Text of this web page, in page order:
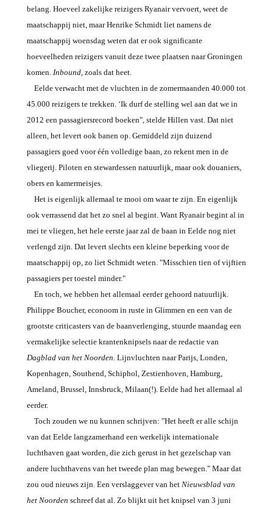
belang. Hoeveel zakelijke reizigers Ryanair vervoert, weet de
maatschappij niet, maar Henrike Schmidt liet namens de
maatschappij woensdag weten dat er ook significante
hoeveelheden reizigers vanuit deze twee plaatsen naar Groningen
komen. Inbound, zoals dat heet.
Eelde verwacht met de vluchten in de zomermaanden 40.000 tot
45.000 reizigers te trekken. ‘Ik durf de stelling wel aan dat we in
2012 een passagiersrecord boeken", stelde Hillen vast. Dat niet
alleen, het levert ook banen op. Gemiddeld zijn duizend
passagiers goed voor één volledige baan, zo rekent men in de
vliegerij. Piloten en stewardessen natuurlijk, maar ook douaniers,
obers en kamermeisjes.
Het is eigenlijk allemaal te mooi om waar te zijn. En eigenlijk
ook verrassend dat het zo snel al begint. Want Ryanair begint al in
mei te vliegen, het hele eerste jaar zal de baan in Eelde nog niet
verlengd zijn. Dat levert slechts een kleine beperking voor de
maatschappij op, zo liet Schmidt weten. "Misschien tien of vijftien
passagiers per toestel minder."
En toch, we hebben het allemaal eerder gehoord natuurlijk.
Philippe Boucher, econoom in ruste in Glimmen en een van de
grootste criticasters van de baanverlenging, stuurde maandag een
vermakelijke selectie krantenknipsels naar de redactie van
Dagblad van het Noorden . Lijnvluchten naar Parijs, Londen,
Kopenhagen, Southend, Schiphol, Zestienhoven, Hamburg,
Ameland, Brussel, Innsbruck, Milaan(!). Eelde had het allemaal al
eerder.
Toch zouden we nu kunnen schrijven: "Het heeft er alle schijn
van dat Eelde langzamerhand een werkelijk internationale
luchthaven gaat worden, die zich gerust in het gezelschap van
andere luchthavens van het tweede plan mag bewegen." Maar dat
zou oud nieuws zijn. Een verslaggever van het Nieuwsblad van
het Noorden schreef dat al. Zo blijkt uit het knipsel van 3 juni